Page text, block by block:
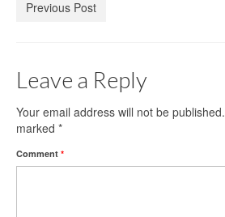
Profil
Misi
Tujuan
Pendidik
Previous Post
Leave a Reply
Your email address will not be published.
marked *
Comment *